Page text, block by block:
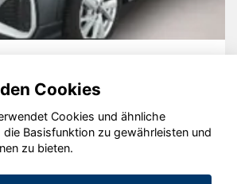
GmbH 2020 - 2026
Cookies
Cookies und ähnliche
die Basisfunktion zu gewährleisten und
zu bieten.